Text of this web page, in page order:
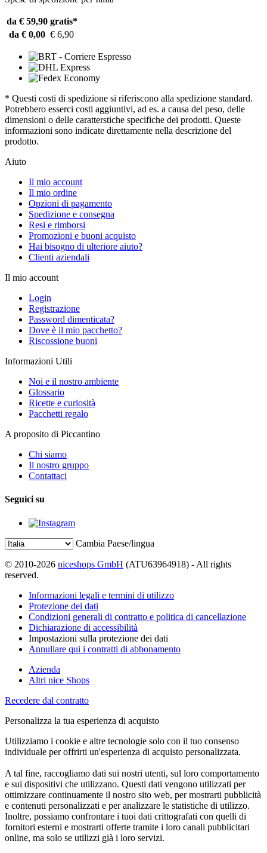
da € 59,90 gratis*
da € 0,00 € 6,90
* Questi costi di spedizione si riferiscono alla spedizione standard.
Potrebbero esserci costi aggiuntivi, ad es. a causa del peso, delle
dimensioni o delle caratterstiche specifiche dei prodotti. Queste
informazioni sono indicate direttamente nella descrizione del
prodotto.
Aiuto
Il mio account
Il mio ordine
Opzioni di pagamento
Spedizione e consegna
Resi e rimborsi
Promozioni e buoni acquisto
Hai bisogno di ulteriore aiuto?
Clienti aziendali
Il mio account
Login
Registrazione
Password dimenticata?
Dove è il mio pacchetto?
Riscossione buoni
Informazioni Utili
Noi e il nostro ambiente
Glossario
Ricette e curiosità
Pacchetti regalo
A proposito di Piccantino
Chi siamo
Il nostro gruppo
Contattaci
Seguici su
Cambia Paese/lingua
© 2010-2026 niceshops GmbH (ATU63964918) - All rights
reserved.
Informazioni legali e termini di utilizzo
Protezione dei dati
Condizioni generali di contratto e politica di cancellazione
Dichiarazione di accessibilità
Impostazioni sulla protezione dei dati
Annullare qui i contratti di abbonamento
Azienda
Altri nice Shops
Recedere dal contratto
Personalizza la tua esperienza di acquisto
Utilizziamo i cookie e altre tecnologie solo con il tuo consenso
individuale per offrirti un'esperienza di acquisto personalizzata.
A tal fine, raccogliamo dati sui nostri utenti, sul loro comportamento
e sui dispositivi che utilizzano. Questi dati vengono utilizzati per
ottimizzare continuamente il nostro sito web, per mostrarti pubblicità
e contenuti personalizzati e per analizzare le statistiche di utilizzo.
Inoltre, possiamo confrontare i tuoi dati crittografati con quelli di
fornitori esterni e mostrarti offerte tramite i loro canali pubblicitari
online, ma solo se utilizzi già i loro servizi.